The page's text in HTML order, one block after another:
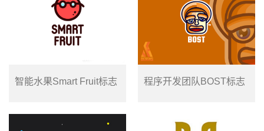
智能水果Smart Fruit标志 程序开发团队BOST标志